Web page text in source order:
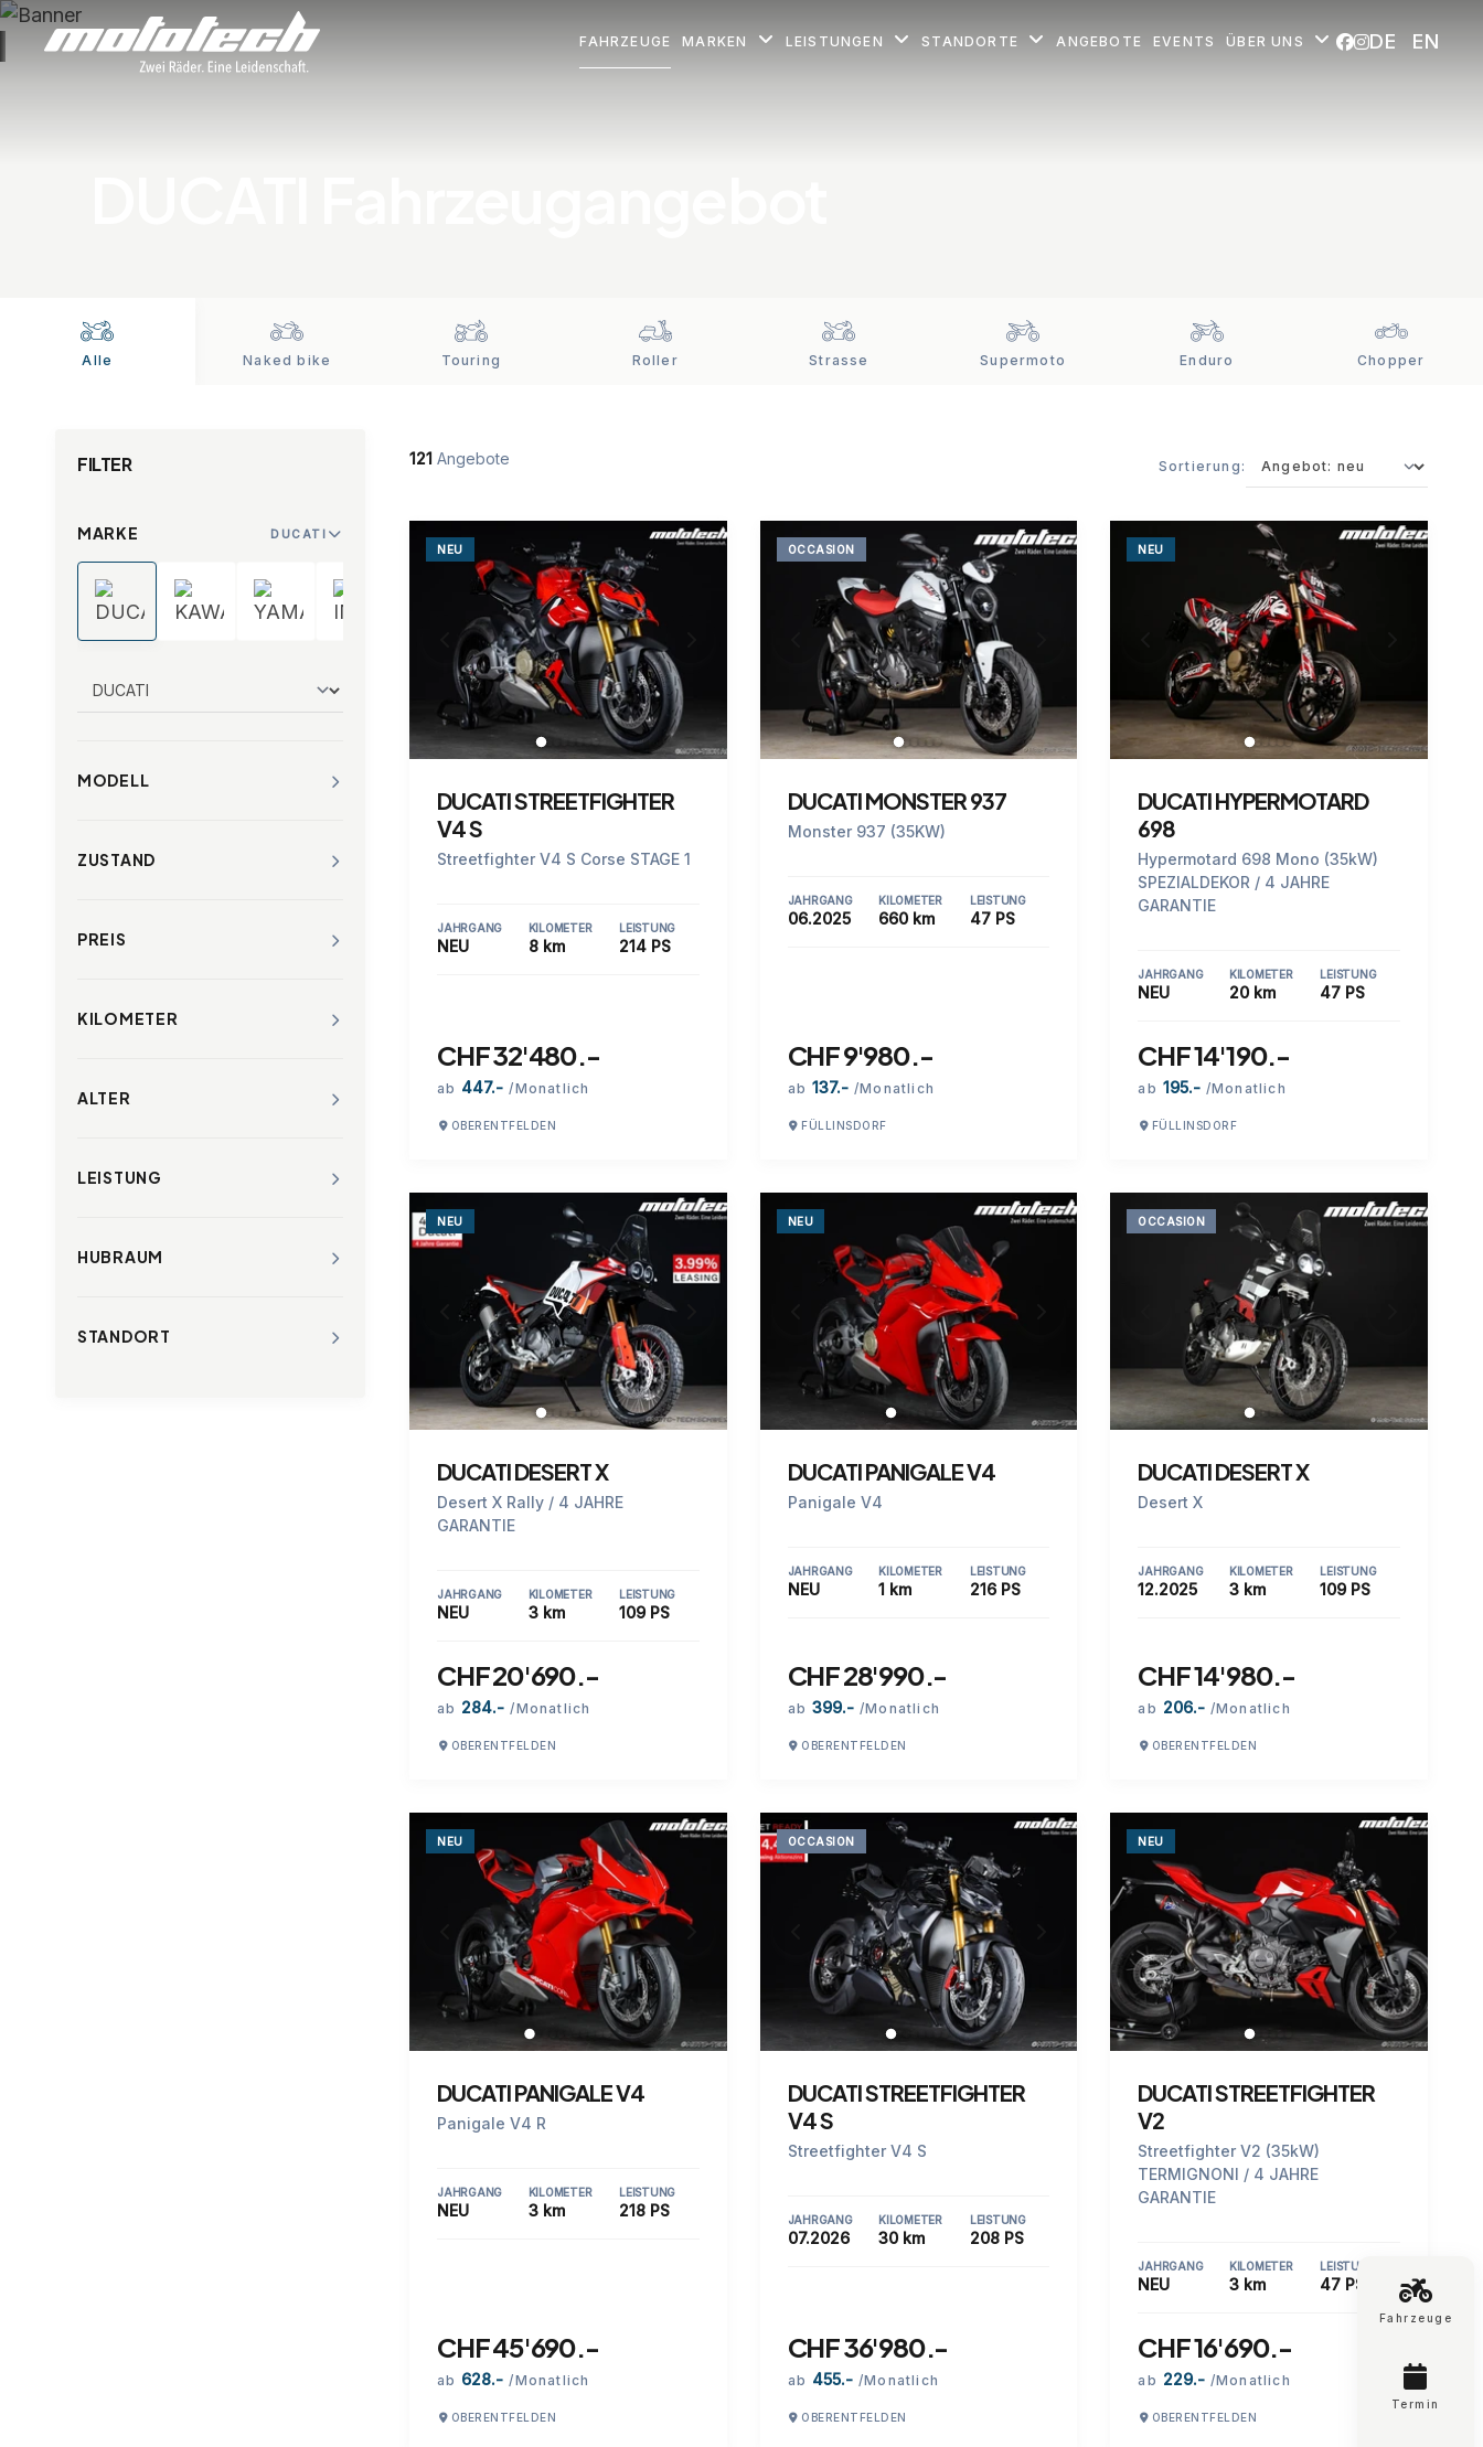
FAHRZEUGE MARKEN LEISTUNGEN STANDORTE ANGEBOTE EVENTS ÜBER UNS DE EN
Alle Naked bike Touring Roller Strasse Supermoto Enduro Chopper
FILTER
MARKE DUCATI
MODELL
ZUSTAND
PREIS
KILOMETER
ALTER
LEISTUNG
HUBRAUM
STANDORT
121 Angebote Sortierung:
NEU
DUCATI STREETFIGHTER
V4 S
Streetfighter V4 S Corse STAGE 1
JAHRGANG
NEU
KILOMETER
8 km
LEISTUNG
214 PS
CHF 32'480.-
ab 447.- /Monatlich
OBERENTFELDEN
OCCASION
DUCATI MONSTER 937
Monster 937 (35KW)
JAHRGANG
06.2025
KILOMETER
660 km
LEISTUNG
47 PS
CHF 9'980.-
ab 137.- /Monatlich
FÜLLINSDORF
NEU
DUCATI HYPERMOTARD
698
Hypermotard 698 Mono (35kW)
SPEZIALDEKOR / 4 JAHRE
GARANTIE
JAHRGANG
NEU
KILOMETER
20 km
LEISTUNG
47 PS
CHF 14'190.-
ab 195.- /Monatlich
FÜLLINSDORF
NEU
DUCATI DESERT X
Desert X Rally / 4 JAHRE
GARANTIE
JAHRGANG
NEU
KILOMETER
3 km
LEISTUNG
109 PS
CHF 20'690.-
ab 284.- /Monatlich
OBERENTFELDEN
NEU
DUCATI PANIGALE V4
Panigale V4
JAHRGANG
NEU
KILOMETER
1 km
LEISTUNG
216 PS
CHF 28'990.-
ab 399.- /Monatlich
OBERENTFELDEN
OCCASION
DUCATI DESERT X
Desert X
JAHRGANG
12.2025
KILOMETER
3 km
LEISTUNG
109 PS
CHF 14'980.-
ab 206.- /Monatlich
OBERENTFELDEN
NEU
DUCATI PANIGALE V4
Panigale V4 R
JAHRGANG
NEU
KILOMETER
3 km
LEISTUNG
218 PS
CHF 45'690.-
ab 628.- /Monatlich
OBERENTFELDEN
OCCASION
DUCATI STREETFIGHTER
V4 S
Streetfighter V4 S
JAHRGANG
07.2026
KILOMETER
30 km
LEISTUNG
208 PS
CHF 36'980.-
ab 455.- /Monatlich
OBERENTFELDEN
NEU
DUCATI STREETFIGHTER
V2
Streetfighter V2 (35kW)
TERMIGNONI / 4 JAHRE
GARANTIE
JAHRGANG
NEU
KILOMETER
3 km
LEISTUNG
47 PS
CHF 16'690.-
ab 229.- /Monatlich
OBERENTFELDEN
Fahrzeuge
Termin